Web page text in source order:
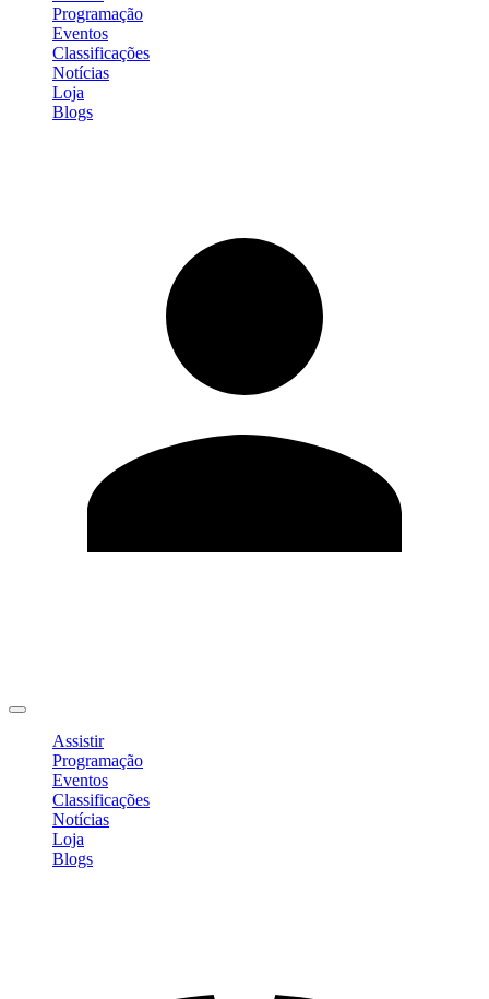
Programação
Eventos
Classificações
Notícias
Loja
Blogs
Assistir
Programação
Eventos
Classificações
Notícias
Loja
Blogs